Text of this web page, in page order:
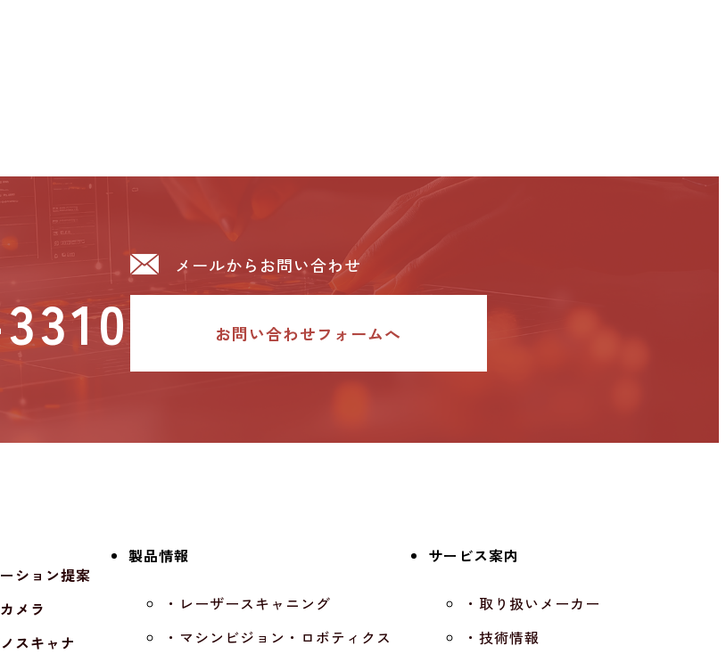
メールからお問い合わせ
お問い合わせフォームへ
ション提案
メラ
スキャナ
製品情報
・レーザースキャニング
・マシンビジョン・ロボティクス
サービス案内
・取り扱いメーカー
・技術情報